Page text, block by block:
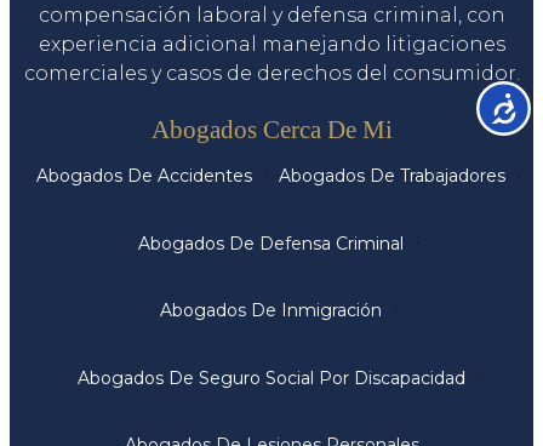
compensación laboral y defensa criminal, con
experiencia adicional manejando litigaciones
comerciales y casos de derechos del consumidor.
Abogados Cerca De Mi
Abogados De Accidentes Abogados De Trabajadores
Abogados De Defensa Criminal
Abogados De Inmigración
Abogados De Seguro Social Por Discapacidad